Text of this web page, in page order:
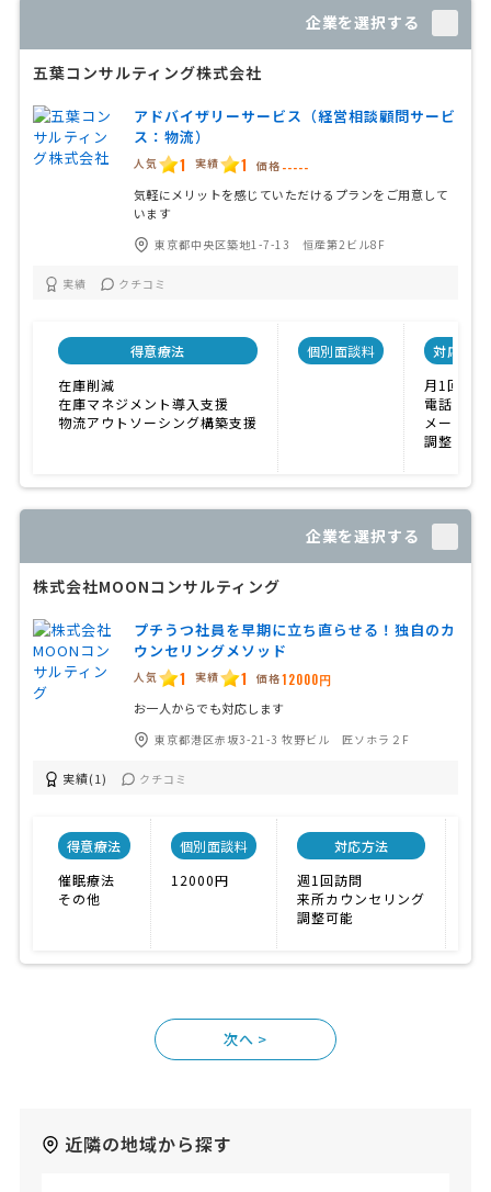
企業を選択する
五葉コンサルティング株式会社
アドバイザリーサービス（経営相談顧問サービ
ス：物流）
人気 1 実績 1 価格 -----
気軽にメリットを感じていただけるプランをご用意して
います
東京都中央区築地1-7-13 恒産第2ビル8F
実績 クチコミ
得意療法
在庫削減
在庫マネジメント導入支援
物流アウトソーシング構築支援
個別面談料
対応方法
月1回訪問
電話対応
メール対
調整可能
企業を選択する
株式会社MOONコンサルティング
プチうつ社員を早期に立ち直らせる！独自のカ
ウンセリングメソッド
人気 1 実績 1 価格12000円
お一人からでも対応します
東京都港区赤坂3-21-3 牧野ビル 匠ソホラ２F
実績(1) クチコミ
得意療法
催眠療法
その他
個別面談料
12000円
対応方法
週1回訪問
来所カウンセリング
調整可能
>
近隣の地域から探す